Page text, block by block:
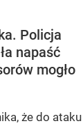
Policja
napaść
mogło
że do ataku